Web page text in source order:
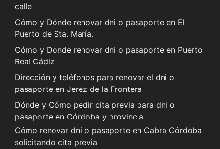
calle
Cómo y Dónde renovar dni o pasaporte en El
Puerto de Sta. María.
Cómo y Donde renovar dni o pasaporte en Puerto
Real Cádiz
Dirección y teléfonos para renovar el dni o
pasaporte en Jerez de la Frontera
Dónde y Cómo pedir cita previa para dni o
pasaporte en Córdoba y provincia
Cómo renovar dni o pasaporte en Cabra Córdoba
solicitando cita previa